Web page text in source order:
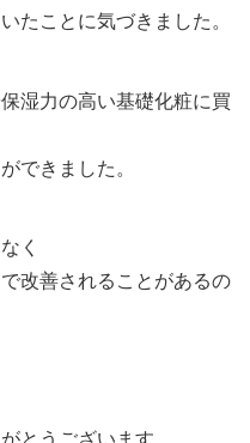
たことに気づきました。
湿力の高い基礎化粧に買
できました。
く
改善されることがあるの